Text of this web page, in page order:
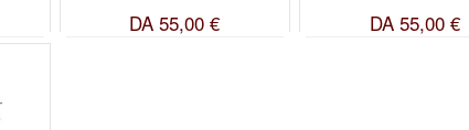
DA 55,00 € DA55,00 €